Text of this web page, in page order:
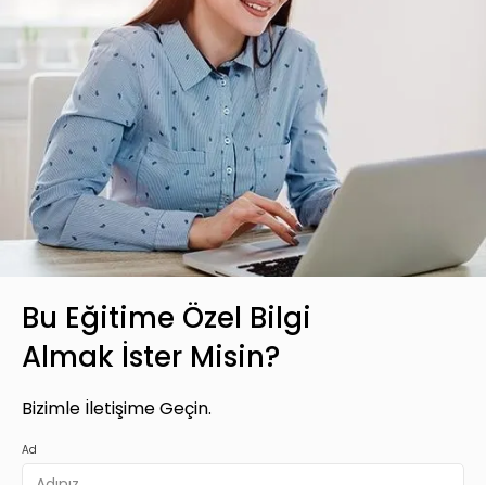
Bu Eğitime Özel Bilgi
Almak İster Misin?
Bizimle İletişime Geçin.
Ad